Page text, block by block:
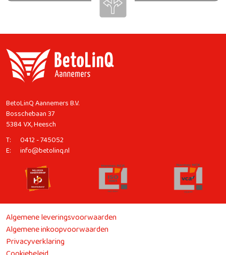
BetoLinQ Aannemers B.V.
Bosschebaan 37
5384 VX, Heesch
T: 0412 - 745052
E: info@betolinq.nl
Algemene leveringsvoorwaarden
Algemene inkoopvoorwaarden
Privacyverklaring